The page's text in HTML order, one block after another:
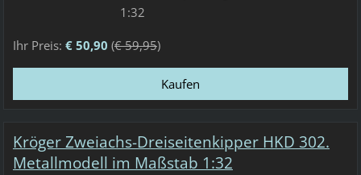
1:32
Ihr Preis: € 50,90 (€ 59,95)
Kröger Zweiachs-Dreiseitenkipper HKD 302.
Metallmodell im Maßstab 1:32